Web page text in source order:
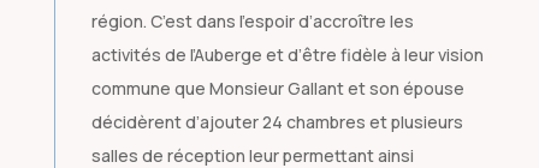
région. C’est dans l’espoir d’accroître les
activités de l’Auberge et d’être fidèle à leur vision
commune que Monsieur Gallant et son épouse
décidèrent d’ajouter 24 chambres et plusieurs
salles de réception leur permettant ainsi